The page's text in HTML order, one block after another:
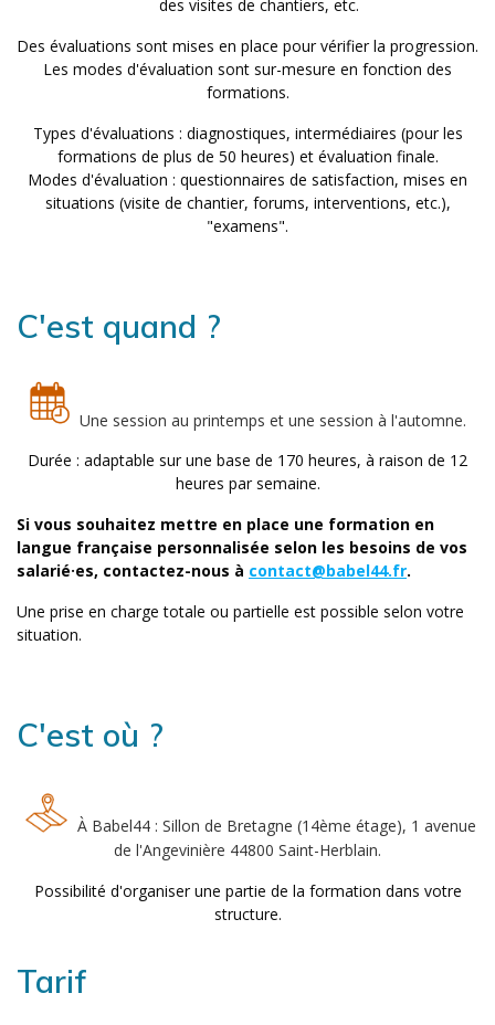
des visites de chantiers, etc.
Des évaluations sont mises en place pour vérifier la progression.
Les modes d'évaluation sont sur-mesure en fonction des
formations.
Types d'évaluations : diagnostiques, intermédiaires (pour les
formations de plus de 50 heures) et évaluation finale.
Modes d'évaluation : questionnaires de satisfaction, mises en
situations (visite de chantier, forums, interventions, etc.),
"examens".
C'est quand ?
Une session au printemps et une session à l'automne.
Durée : adaptable sur une base de 170 heures, à raison de 12
heures par semaine.
Si vous souhaitez mettre en place une formation en
langue française personnalisée selon les besoins de vos
salarié·es, contactez-nous à contact@babel44.fr.
Une prise en charge totale ou partielle est possible selon votre
situation.
C'est où ?
À Babel44 : Sillon de Bretagne (14ème étage), 1 avenue
de l'Angevinière 44800 Saint-Herblain.
Possibilité d'organiser une partie de la formation dans votre
structure.
Tarif